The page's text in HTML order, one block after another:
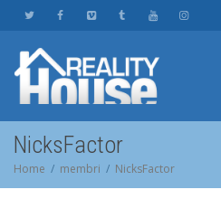
NicksFactor
Home membri NicksFactor